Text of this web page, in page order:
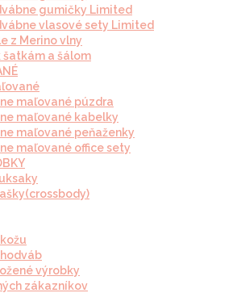
gumičky Limited
vlasové sety Limited
z Merino vlny
šatkám a šálom
maľované púzdra
maľované kabelky
maľované peňaženky
maľované office sety
výrobky
zákazníkov